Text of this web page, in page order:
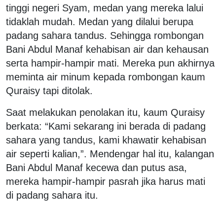
tinggi negeri Syam, medan yang mereka lalui
tidaklah mudah. Medan yang dilalui berupa
padang sahara tandus. Sehingga rombongan
Bani Abdul Manaf kehabisan air dan kehausan
serta hampir-hampir mati. Mereka pun akhirnya
meminta air minum kepada rombongan kaum
Quraisy tapi ditolak.
Saat melakukan penolakan itu, kaum Quraisy
berkata: “Kami sekarang ini berada di padang
sahara yang tandus, kami khawatir kehabisan
air seperti kalian,”. Mendengar hal itu, kalangan
Bani Abdul Manaf kecewa dan putus asa,
mereka hampir-hampir pasrah jika harus mati
di padang sahara itu.